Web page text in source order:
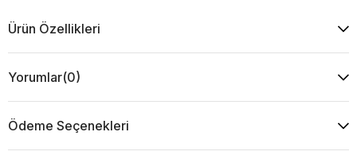
Ürün Özellikleri
Yorumlar(0)
Ödeme Seçenekleri